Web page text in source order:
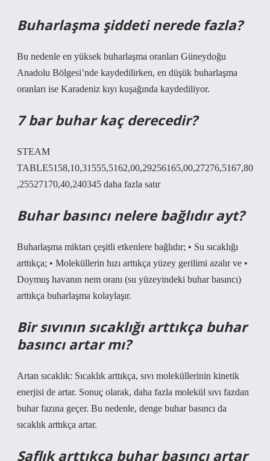
Buharlaşma şiddeti nerede fazla?
Bu nedenle en yüksek buharlaşma oranları Güneydoğu
Anadolu Bölgesi’nde kaydedilirken, en düşük buharlaşma
oranları ise Karadeniz kıyı kuşağında kaydediliyor.
7 bar buhar kaç derecedir?
STEAM
TABLE5158,10,31555,5162,00,29256165,00,27276,5167,80
,25527170,40,240345 daha fazla satır
Buhar basıncı nelere bağlıdır ayt?
Buharlaşma miktarı çeşitli etkenlere bağlıdır; • Su sıcaklığı
arttıkça; • Moleküllerin hızı arttıkça yüzey gerilimi azalır ve •
Doymuş havanın nem oranı (su yüzeyindeki buhar basıncı)
arttıkça buharlaşma kolaylaşır.
Bir sıvının sıcaklığı arttıkça buhar
basıncı artar mı?
Artan sıcaklık: Sıcaklık arttıkça, sıvı moleküllerinin kinetik
enerjisi de artar. Sonuç olarak, daha fazla molekül sıvı fazdan
buhar fazına geçer. Bu nedenle, denge buhar basıncı da
sıcaklık arttıkça artar.
Saflık arttıkça buhar basıncı artar